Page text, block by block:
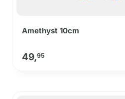
Amethyst 10cm
49,95